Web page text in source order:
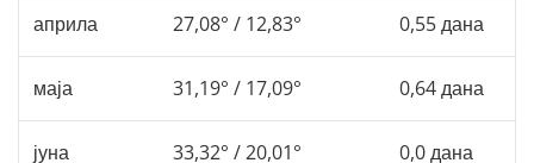
априла 27,08° / 12,83° 0,55 дана
маја 31,19° / 17,09° 0,64 дана
јуна 33,32° / 20,01° 0,0 дана